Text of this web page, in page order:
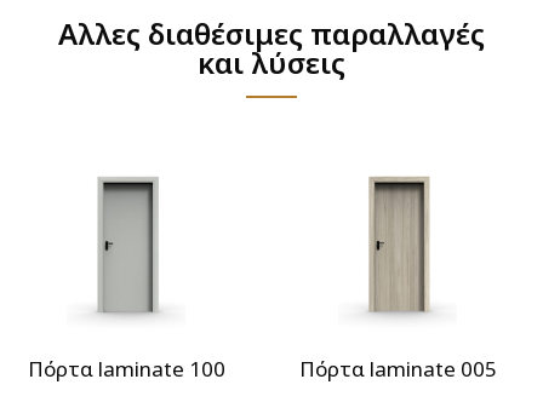
Αλλες διαθέσιμες παραλλαγές
και λύσεις
Πόρτα laminate 100 Πόρτα laminate 005